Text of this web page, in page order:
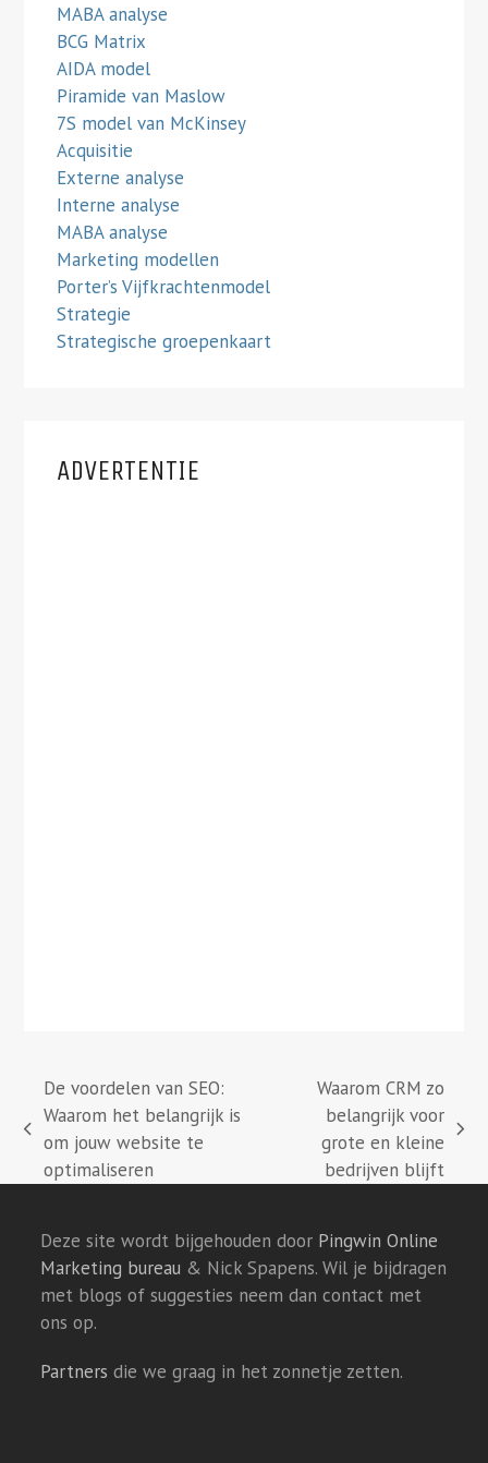
MABA analyse
BCG Matrix
AIDA model
Piramide van Maslow
7S model van McKinsey
Acquisitie
Externe analyse
Interne analyse
MABA analyse
Marketing modellen
Porter’s Vijfkrachtenmodel
Strategie
Strategische groepenkaart
ADVERTENTIE
previous
post:
De voordelen van SEO:
Waarom het belangrijk is
om jouw website te
optimaliseren
Waarom CRM zo
belangrijk voor
grote en kleine
bedrijven blijft
Deze site wordt bijgehouden door Pingwin Online
Marketing bureau & Nick Spapens. Wil je bijdragen
met blogs of suggesties neem dan contact met
ons op.
Partners die we graag in het zonnetje zetten.